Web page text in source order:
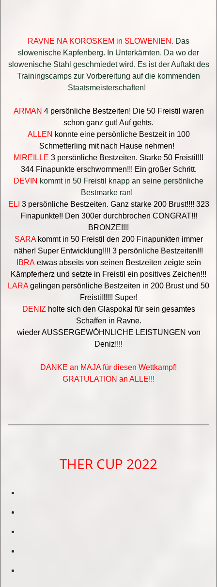
RAVNE NA KOROSKEM in SLOWENIEN. Das
slowenische Kapfenberg. In Unterkärnten. Da wo der
slowenische Stahl geschmiedet wird. Es ist der Auftakt des
Trainingscamps zur Vorbereitung auf die kommenden
Staatsmeisterschaften!
ARMAN 4 persönliche Bestzeiten! Die 50 Freistil waren
schon ganz gut! Auf gehts.
ALLEN konnte eine persönliche Bestzeit in 100
Schmetterling mit nach Hause nehmen!
MIREILLE 3 persönliche Bestzeiten. Starke 50 Freistil!!!
344 Finapunkte erschwommen!!! Ein großer Schritt.
DEVIN kommt in 50 Freistil knapp an seine persönliche
Bestmarke ran!
ELI 3 persönliche Bestzeiten. Ganz starke 200 Brust!!!! 323
Finapunkte!! Den 300er durchbrochen CONGRAT!!!
BRONZE!!!!
SARAkommt in 50 Freistil den 200 Finapunkten immer
näher! Super Entwicklung!!!! 3 persönliche Bestzeiten!!!
IBRA etwas abseits von seinen Bestzeiten zeigte sein
Kämpferherz und setzte in Freistil ein positives Zeichen!!!
LARAgelingen persönliche Bestzeiten in 200 Brust und 50
Freistil!!!!! Super!
DENIZ holte sich den Glaspokal für sein gesamtes
Schaffen in Ravne.
wieder AUSSERGEWÖHNLICHE LEISTUNGEN von
Deniz!!!!
DANKE an MAJA für diesen Wettkampf!
GRATULATION an ALLE!!!
THER CUP 2022